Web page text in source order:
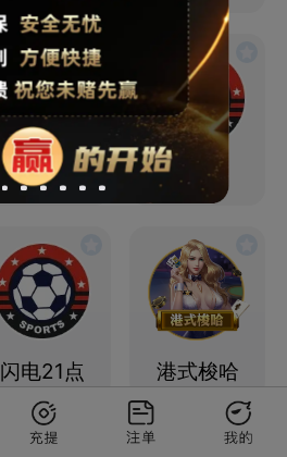
通比牛牛 二八杠
闪电21点 港式梭哈